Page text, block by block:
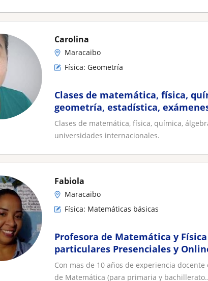
Carolina
Maracaibo
Física: Geometría
Clases de matemática, física,
geometría, estadística,
universidades internacionales
Clases de matemática, física, química,
universidades internacionales.
Fabiola
Maracaibo
Física: Matemáticas básicas
Profesora de Matemática y
particulares Presenciales y
Primaria y bachillerato
Con mas de 10 años de experiencia
de Matemática (para primaria y